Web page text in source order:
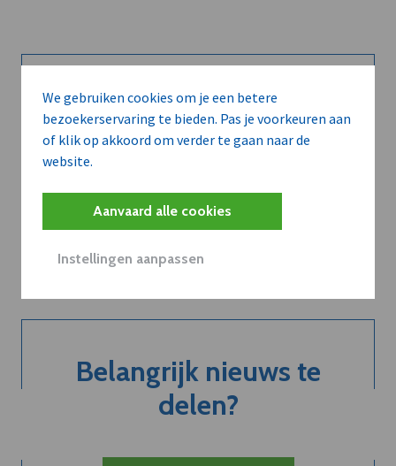
We gebruiken cookies om je een betere
bezoekerservaring te bieden. Pas je voorkeuren aan
of klik op akkoord om verder te gaan naar de
website.
Aanvaard alle cookies
Instellingen aanpassen
Kort de voordelen
van een
Belangrijk nieuws te
delen?